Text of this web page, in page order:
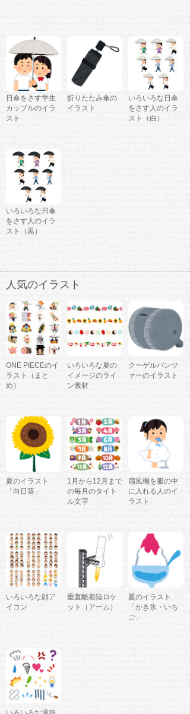
日傘をさす学生
カップルのイラ
スト
折りたたみ傘の
イラスト
いろいろな日傘
をさす人のイラ
スト（白）
いろいろな日傘
をさす人のイラ
スト（黒）
人気のイラスト
ONE PIECEのイ
ラスト（まと
め）
いろいろな夏の
イメージのライ
ン素材
クーゲルパンツ
ァーのイラスト
夏のイラスト
「向日葵」
1月から12月まで
の毎月のタイト
ル文字
扇風機を服の中
に入れる人のイ
ラスト
いろいろな顔ア
イコン
垂直離着陸ロケ
ット（アーム）
夏のイラスト
「かき氷・いち
ご」